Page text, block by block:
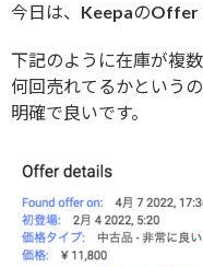
今日は、KeepaのOffer
下記のように在庫が複
何回売れてるかという
明確で良いです。